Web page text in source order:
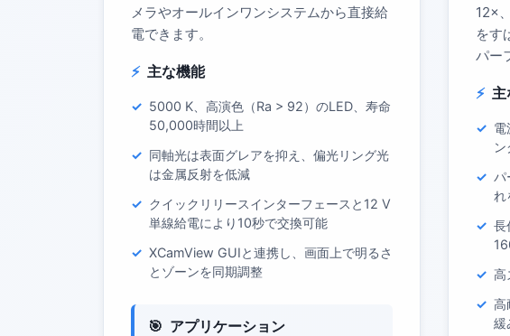
メラやオールインワンシステムから直接給
電できます。
主な機能
5000 K、高演色（Ra > 92）のLED、寿命
50,000時間以上
同軸光は表面グレアを抑え、偏光リング光
は金属反射を低減
クイックリリースインターフェースと12 V
単線給電により10秒で交換可能
XCamView GUIと連携し、画面上で明るさ
とゾーンを同期調整
アプリケーション
12×
をす
パー
電
パ
れ
長
高
高
緩